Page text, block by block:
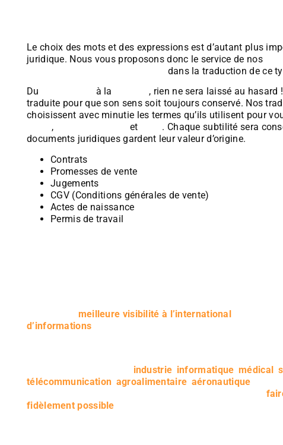
Le choix des mots et des expressions est d’autant plus
juridique. Nous vous proposons donc le service de nos
dans la traduction de ce
Du
à la
, rien ne sera laissé au hasard
traduite pour que son sens soit toujours conservé. Nos
choisissent avec minutie les termes qu’ils utilisent pour
, et
. Chaque subtilité sera
documents juridiques gardent leur valeur d’origine.
Contrats
Promesses de vente
Jugements
CGV (Conditions générales de vente)
Actes de naissance
Permis de travail
meilleure visibilité à l’international et faciliter
d’informations
industrie informatique ,médical
télécommunication agroalimentaire aéronautique
fidèlement possible